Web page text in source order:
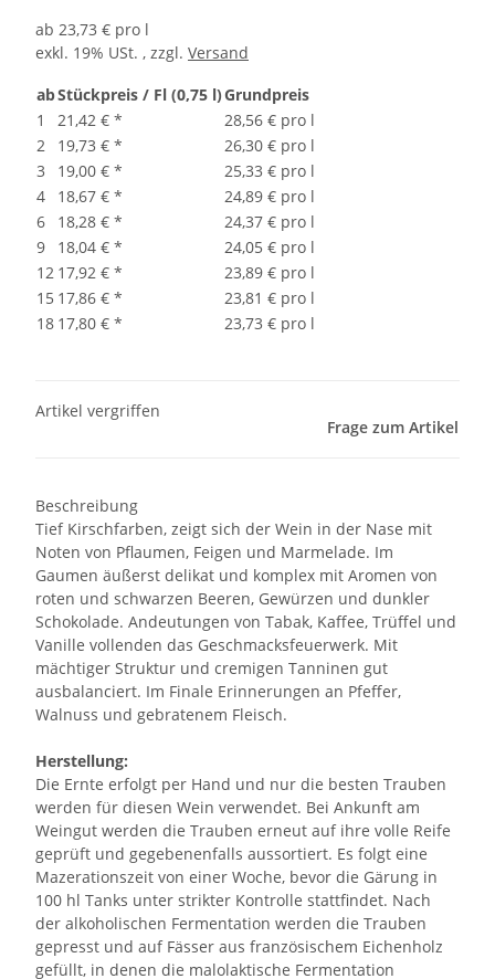
ab 23,73 € pro l
exkl. 19% USt. , zzgl. Versand
abStückpreis / Fl (0,75 l)Grundpreis
1
21,42 € *
28,56 € pro l
2
19,73 € *
26,30 € pro l
3
19,00 € *
25,33 € pro l
4
18,67 € *
24,89 € pro l
6
18,28 € *
24,37 € pro l
9
18,04 € *
24,05 € pro l
12 17,92 € *
23,89 € pro l
15 17,86 € *
23,81 € pro l
18 17,80 € * 23,73 € pro l
Artikel vergriffen
Frage zum Artikel
Beschreibung
Tief Kirschfarben, zeigt sich der Wein in der Nase mit
Noten von Pflaumen, Feigen und Marmelade. Im
Gaumen äußerst delikat und komplex mit Aromen von
roten und schwarzen Beeren, Gewürzen und dunkler
Schokolade. Andeutungen von Tabak, Kaffee, Trüffel und
Vanille vollenden das Geschmacksfeuerwerk. Mit
mächtiger Struktur und cremigen Tanninen gut
ausbalanciert. Im Finale Erinnerungen an Pfeffer,
Walnuss und gebratenem Fleisch.
Herstellung:
Die Ernte erfolgt per Hand und nur die besten Trauben
werden für diesen Wein verwendet. Bei Ankunft am
Weingut werden die Trauben erneut auf ihre volle Reife
geprüft und gegebenenfalls aussortiert. Es folgt eine
Mazerationszeit von einer Woche, bevor die Gärung in
100 hl Tanks unter strikter Kontrolle stattfindet. Nach
der alkoholischen Fermentation werden die Trauben
gepresst und auf Fässer aus französischem Eichenholz
gefüllt, in denen die malolaktische Fermentation